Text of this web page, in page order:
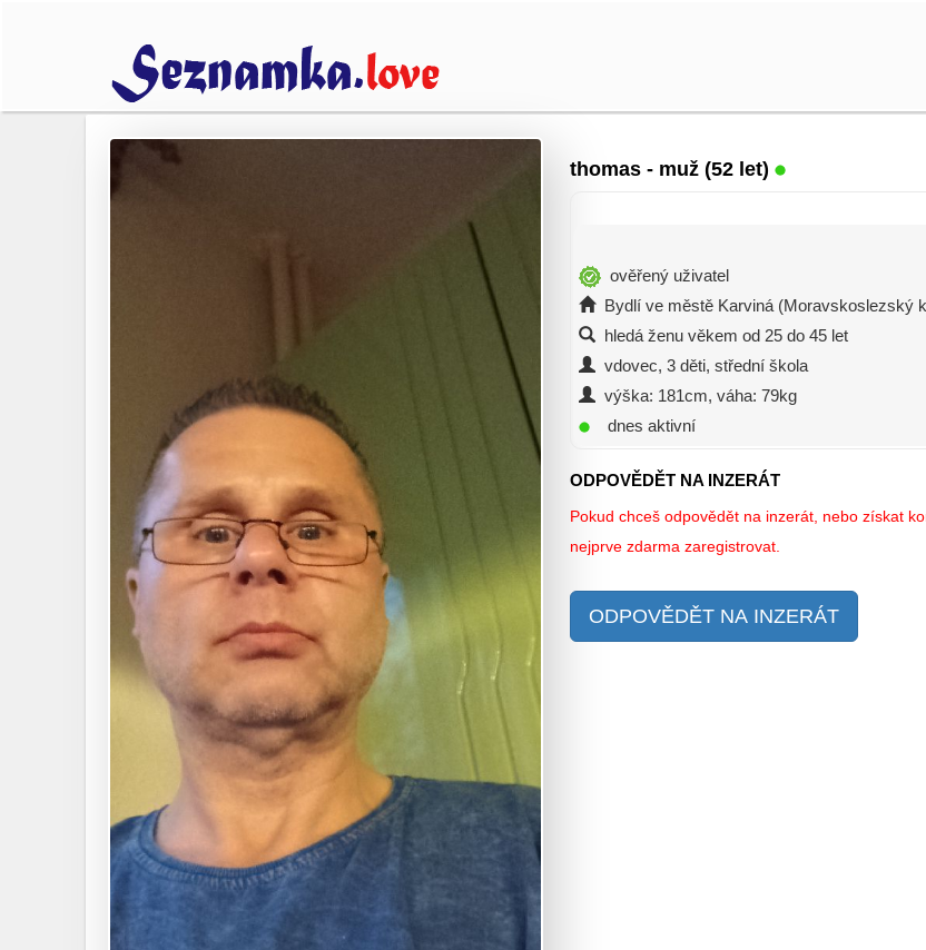
thomas - muž (52 let)
ověřený uživatel
Bydlí ve městě Karviná (Moravskoslezský
hledá ženu věkem od 25 do 45 let
vdovec, 3 děti, střední škola
výška: 181cm, váha: 79kg
dnes aktivní
ODPOVĚDĚT NA INZERÁT
Pokud chceš odpovědět na inzerát, nebo získat
nejprve zdarma zaregistrovat.
ODPOVĚDĚT NA INZERÁT